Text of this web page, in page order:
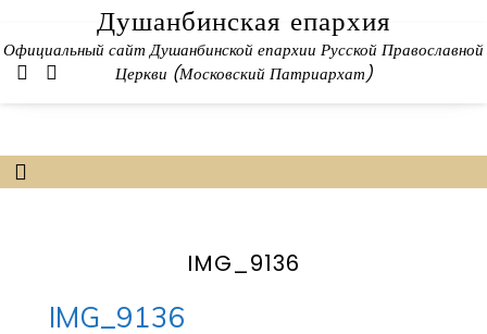
content
Душанбинская епархия
Официальный сайт Душанбинской епархии Русской Православной
Церкви (Московский Патриархат)
IMG_9136
IMG_9136